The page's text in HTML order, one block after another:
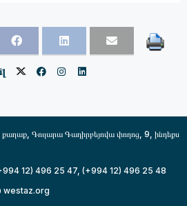
քաղաք, Գուլարա Գադիրբեյովա փողոց, 9, ինդեքս
12) 496 25 47, (+994 12) 496 25 48
westaz.org